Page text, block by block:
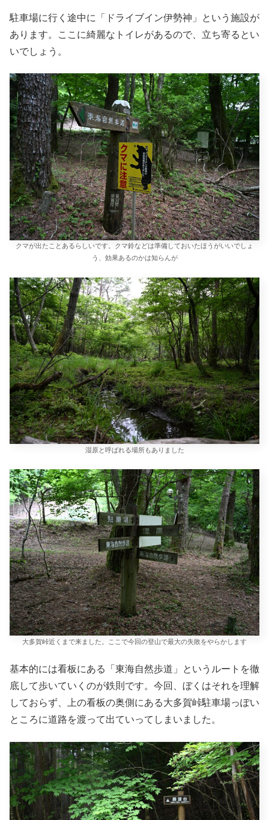
駐車場に行く途中に「ドライブイン伊勢神」という施設が
あります。ここに綺麗なトイレがあるので、立ち寄るとい
いでしょう。
クマが出たことあるらしいです。クマ鈴などは準備しておいたほうがいいでしょ
う、効果あるのかは知らんが
湿原と呼ばれる場所もありました
大多賀峠近くまで来ました。ここで今回の登山で最大の失敗をやらかします
基本的には看板にある「東海自然歩道」というルートを徹
底して歩いていくのが鉄則です。今回、ぼくはそれを理解
しておらず、上の看板の奥側にある大多賀峠駐車場っぽい
ところに道路を渡って出ていってしまいました。